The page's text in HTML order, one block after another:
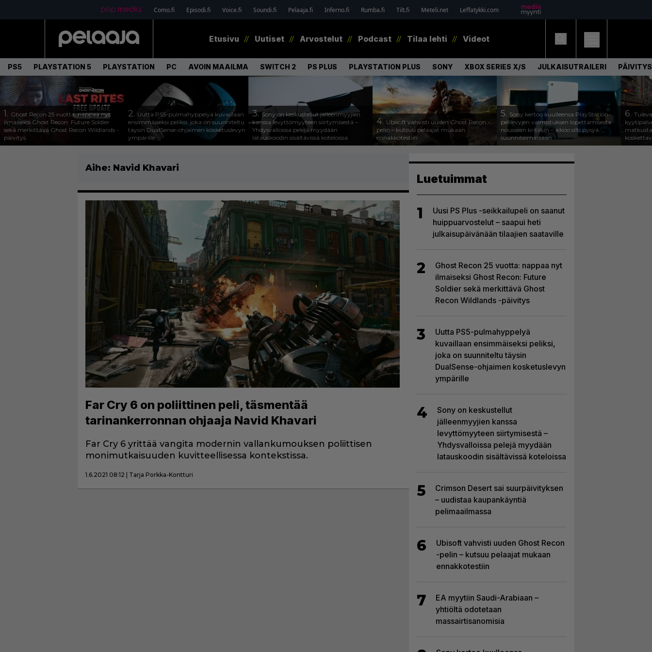
Como.fi Episodi.fi Voice.fi Soundi.fi Pelaaja.fi Inferno.fi Rumba.fi Tilt.fi Meteli.net Leffatykki.com
Etusivu Uutiset Arvostelut Podcast Tilaa lehti Videot
PS5 PLAYSTATION 5 PLAYSTATION PC AVOIN MAAILMA SWITCH 2 PS PLUS PLAYSTATION PLUS SONY XBOX SERIES X/S JULKAISUTRAILERI PÄIVITYS
1. Ghost Recon 25 vuotta: nappaa nyt
ilmaiseksi Ghost Recon: Future Soldier
sekä merkittävä Ghost Recon Wildlands -
päivitys
2. Uutta PS5-pulmahyppelyä kuvaillaan
ensimmäiseksi peliksi, joka on suunniteltu
täysin DualSense-ohjaimen kosketuslevyn
ympärille
3.Sony on keskustellut jälleenmyyjien
kanssa levyttömyyteen siirtymisestä –
Yhdysvalloissa pelejä myydään
latauskoodin sisältävissä koteloissa
4. Ubisoft vahvisti uuden Ghost Recon -
pelin – kutsuu pelaajat mukaan
ennakkotestiin
5. Sony kertoo kuulleensa PlayStation-
pelilevyjen valmistuksen lopettamisesta
nousseen kritiikin – aikoo silti pysyä
suunnitelmassaan
6.
Aihe: Navid Khavari
Far Cry 6 on poliittinen peli, täsmentää
tarinankerronnan ohjaaja Navid Khavari
Far Cry 6 yrittää vangita modernin vallankumouksen poliittisen
monimutkaisuuden kuvitteellisessa kontekstissa.
1.6.2021 08:12 | Tarja Porkka-Kontturi
Luetuimmat
1
Uusi PS Plus -seikkailupeli on saanut
huippuarvostelut – saapui heti
julkaisupäivänään tilaajien saataville
2
Ghost Recon 25 vuotta: nappaa nyt
ilmaiseksi Ghost Recon: Future
Soldier sekä merkittävä Ghost
Recon Wildlands -päivitys
3
Uutta PS5-pulmahyppelyä
kuvaillaan ensimmäiseksi peliksi,
joka on suunniteltu täysin
DualSense-ohjaimen kosketuslevyn
ympärille
4
Sony on keskustellut
jälleenmyyjien kanssa
levyttömyyteen siirtymisestä –
Yhdysvalloissa pelejä myydään
latauskoodin sisältävissä koteloissa
5
Crimson Desert sai suurpäivityksen
– uudistaa kaupankäyntiä
pelimaailmassa
6
Ubisoft vahvisti uuden Ghost Recon
-pelin – kutsuu pelaajat mukaan
ennakkotestiin
7
EA myytiin Saudi-Arabiaan –
yhtiöltä odotetaan
massairtisanomisia